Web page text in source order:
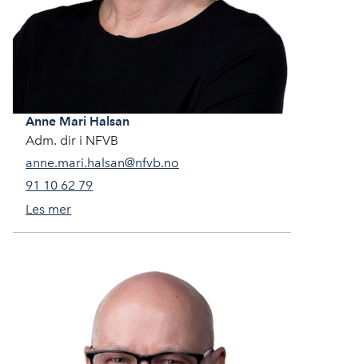
Anne Mari Halsan
Adm. dir i NFVB
anne.mari.halsan@nfvb.no
91 10 62 79
Les mer